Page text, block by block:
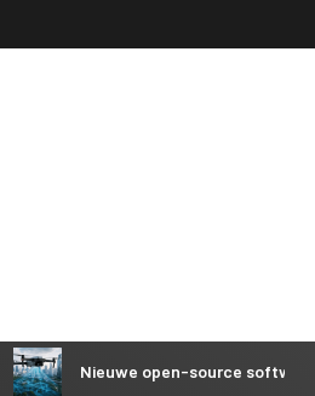
Nieuwe open-source software helpt